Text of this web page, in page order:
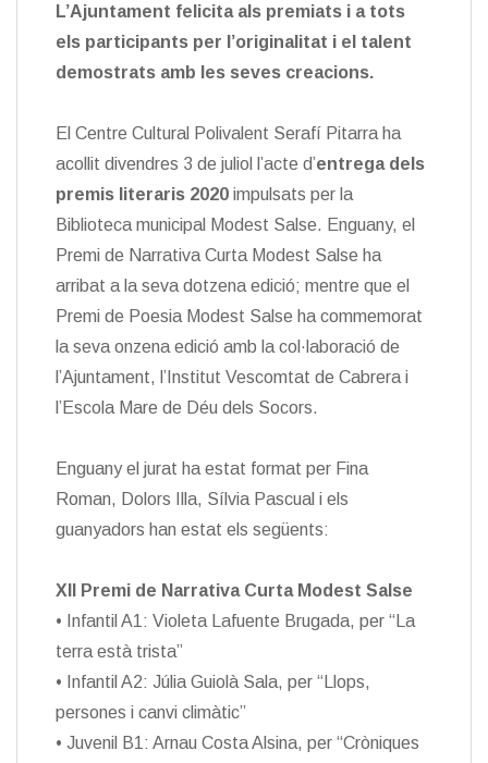
L’Ajuntament felicita als premiats i a tots
els participants per l’originalitat i el talent
demostrats amb les seves creacions.
El Centre Cultural Polivalent Serafí Pitarra ha
acollit divendres 3 de juliol l’acte d’entrega dels
premis literaris 2020 impulsats per la
Biblioteca municipal Modest Salse. Enguany, el
Premi de Narrativa Curta Modest Salse ha
arribat a la seva dotzena edició; mentre que el
Premi de Poesia Modest Salse ha commemorat
la seva onzena edició amb la col·laboració de
l’Ajuntament, l’Institut Vescomtat de Cabrera i
l’Escola Mare de Déu dels Socors.
Enguany el jurat ha estat format per Fina
Roman, Dolors Illa, Sílvia Pascual i els
guanyadors han estat els següents:
XII Premi de Narrativa Curta Modest Salse
• Infantil A1: Violeta Lafuente Brugada, per “La
terra està trista”
• Infantil A2: Júlia Guiolà Sala, per “Llops,
persones i canvi climàtic”
• Juvenil B1: Arnau Costa Alsina, per “Cròniques